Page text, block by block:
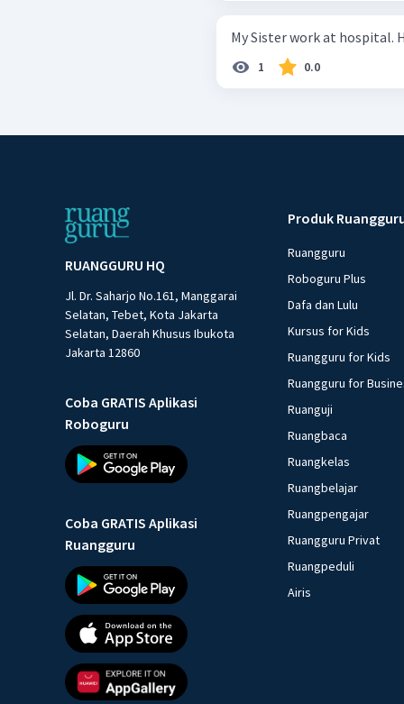
My Sister work at hospital.
1 0.0
RUANGGURU HQ
Jl. Dr. Saharjo No.161, Manggarai
Selatan, Tebet, Kota Jakarta
Selatan, Daerah Khusus Ibukota
Jakarta 12860
Coba GRATIS Aplikasi
Roboguru
Coba GRATIS Aplikasi
Ruangguru
Produk
Ruangguru
Roboguru Plus
Dafa dan Lulu
Kursus for Kids
Ruangguru for Kids
Ruangguru for
Ruanguji
Ruangbaca
Ruangkelas
Ruangbelajar
Ruangpengajar
Ruangguru Privat
Ruangpeduli
Airis